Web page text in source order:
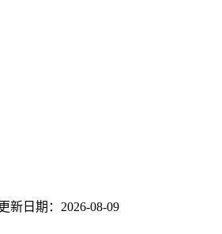
新日期：2026-08-09